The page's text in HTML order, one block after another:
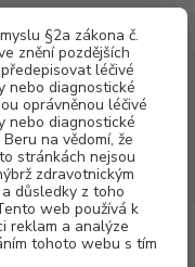
§2a zákona č.
znění pozdějších
léčivé
nebo diagnostické
oprávněnou léčivé
nebo diagnostické
na vědomí, že
stránkách nejsou
zdravotnickým
důsledky z toho
web používá k
reklam a analýze
tohoto webu s tím
Menu
Hledat
za0,00 Kč
Power Evo 4LK